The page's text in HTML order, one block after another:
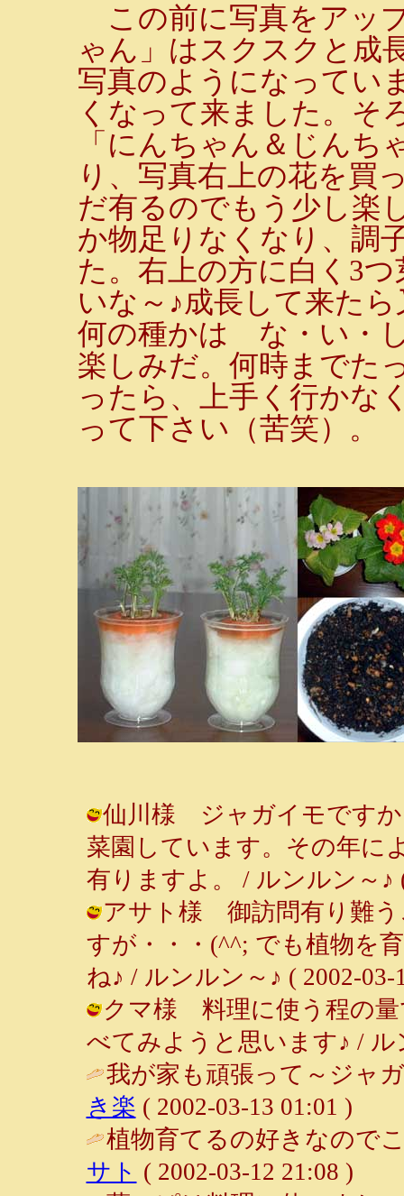
この前に写真をアッ
ゃん」はスクスクと成
写真のようになってい
くなって来ました。そ
「にんちゃん＆じんち
り、写真右上の花を買
だ有るのでもう少し楽
か物足りなくなり、調
た。右上の方に白く3
いな～♪成長して来た
何の種かは な・い・
楽しみだ。何時までた
ったら、上手く行かな
って下さい（苦笑）。
仙川様 ジャガイモですか
菜園しています。その年に
有りますよ。 / ルンルン～♪
アサト様 御訪問有り難う
すが・・・(^^; でも植物を
ね♪ / ルンルン～♪ ( 2002-03-
クマ様 料理に使う程の量
べてみようと思います♪ / ル
我が家も頑張って～ジャ
き楽 ( 2002-03-13 01:01 )
植物育てるの好きなので
サト ( 2002-03-12 21:08 )